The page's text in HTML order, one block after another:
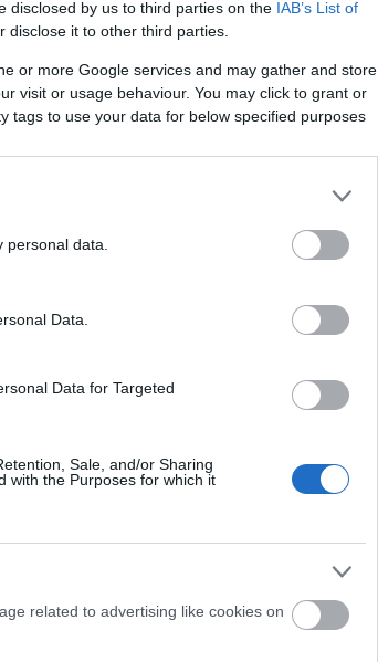
disclosed by us to third parties on the IAB’s List of
disclose it to other third parties.
or more Google services and may gather and store
visit or usage behaviour. You may click to grant or
tags to use your data for below specified purposes
data.
Data.
Data for Targeted
Sale, and/or Sharing
with the Purposes for which it
related to advertising like cookies on
e erre, de mi azt játszottuk a
A vásári komédiákban
De én mindenhová odamentem
Molnár néni azt mondta, “nem
Halmos bácsinak vízi erővel
szereltek rá, akkor folyni
Például két kovács ütötte a
porolt. Kétszáz literes hordóból
a tartályt. A Mutatványos
traccsolni. Braun bácsinak
segítettem felhúzni a
például egy vekkerórát, és
saját magad által eszkábált,
pedig a szó szoros értelmében
mert mindenütt régi kellékeket,